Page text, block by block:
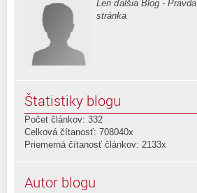
Len ďalšia Blog - Pravda
stránka
Štatistiky blogu
Počet článkov: 332
Celková čítanosť: 708040x
Priemerná čítanosť článkov: 2133x
Autor blogu